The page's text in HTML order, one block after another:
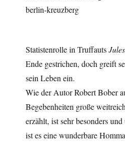
Statistenrolle in Truffauts
Ende gestrichen, doch greift
sein Leben ein.
Wie der Autor Robert Bober
Begebenheiten große
erzählt, ist sehr besonders
ist es eine wunderbare